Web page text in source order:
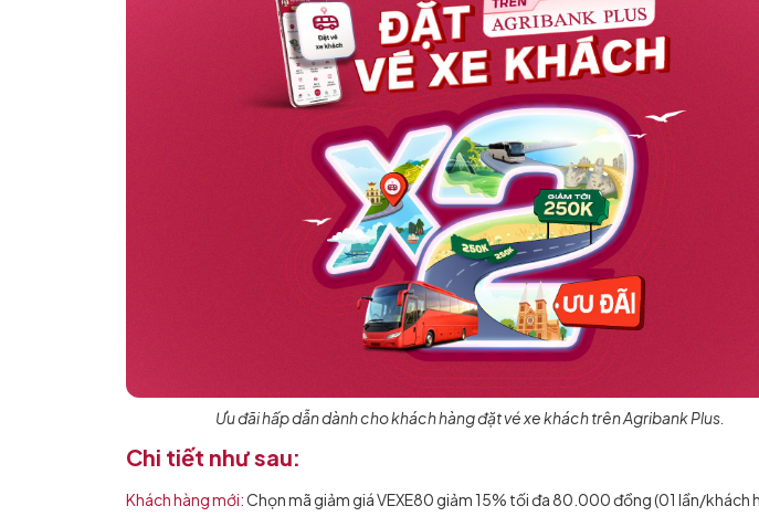
Ưu đãi hấp dẫn dành cho khách hàng đặt vé xe khách trên Agribank Plus.
Chi tiết như sau:
Khách hàng mới:Chọn mã giảm giá VEXE80 giảm 15% tối đa 80.000 đồng (01 lần/khách